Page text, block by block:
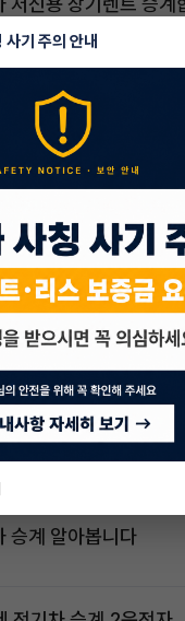
차량받는쪽 )
차량받는쪽 )
풀옵션 페이스
승계 알아봅니다
기 주의 안내